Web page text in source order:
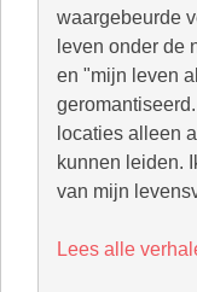
waargebeurde
leven onder de
en "mijn leven
locaties alleen
kunnen leiden.
van mijn
Lees alle